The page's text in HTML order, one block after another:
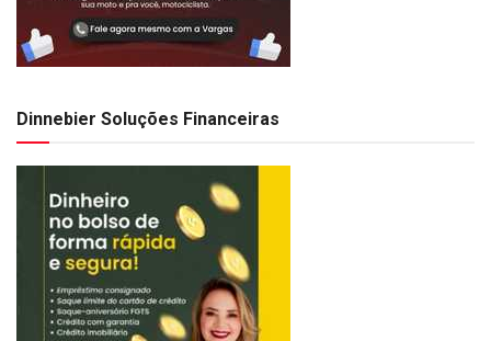
Dinnebier Soluções Financeiras